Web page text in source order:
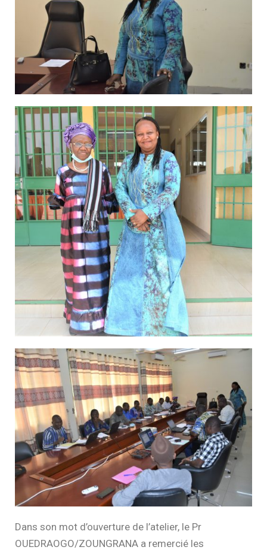
Dans son mot d’ouverture de l’atelier, le Pr
OUEDRAOGO/ZOUNGRANA a remercié les